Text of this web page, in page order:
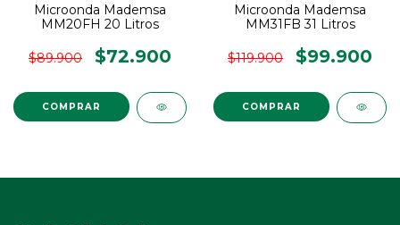
Microonda Mademsa
MM20FH 20 Litros
$89.900 $72.900
Microonda Mademsa
MM31FB 31 Litros
$119.900 $99.900